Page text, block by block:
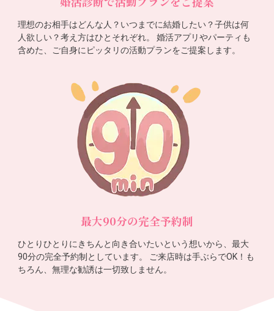
理想のお相手はどんな人？いつまでに結婚したい？子供は何
人欲しい？考え方はひとそれぞれ。 婚活アプリやパーティも
含めた、ご自身にピッタリの活動プランをご提案します。
最大90分の完全予約制
ひとりひとりにきちんと向き合いたいという想いから、最大
90分の完全予約制としています。 ご来店時は手ぶらでOK！も
ちろん、無理な勧誘は一切致しません。